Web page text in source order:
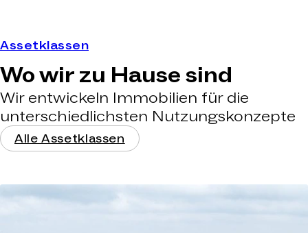
Assetklassen
Wo wir zu Hause sind
Wir entwickeln Immobilien für die
unterschiedlichsten Nutzungskonzepte
Alle Assetklassen